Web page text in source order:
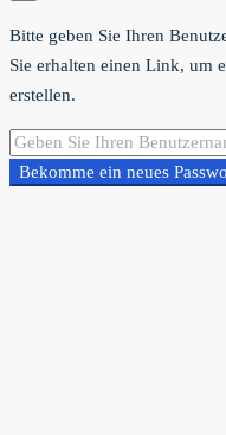
Bitte geben Sie Ihren
Sie erhalten einen Link, um
erstellen.
Bekomme ein neues